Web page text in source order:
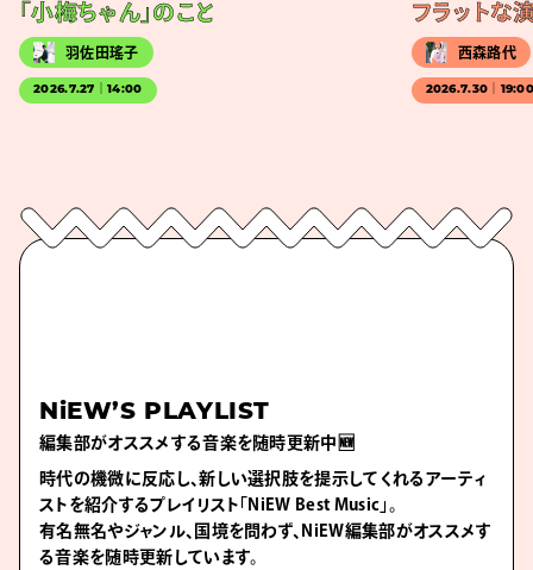
「小梅ちゃん」のこと
羽佐田瑤子
2026.7.27｜14:00
フラットな
西森路代
2026.7.30｜
NiEW’S PLAYLIST
編集部がオススメする音楽を随時更新中🆕
時代の機微に反応し、新しい選択肢を提示してくれるアーティ
ストを紹介するプレイリスト「NiEW Best Music」。
有名無名やジャンル、国境を問わず、NiEW編集部がオススメす
る音楽を随時更新しています。